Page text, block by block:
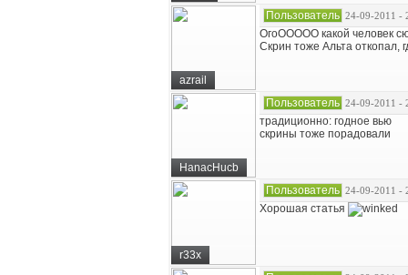
azrail
Пользователь 24-09-2011 -
ОгоООООО какой человек
Скрин тоже Альта откопал,
HanacHucb
Пользователь 24-09-2011 -
традиционно: годное вью
скрины тоже порадовали
r33x
Пользователь 24-09-2011 -
Хорошая статья